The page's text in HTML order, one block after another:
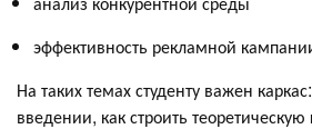
эффективность рекламной
На таких темах студенту важен
введении, как строить